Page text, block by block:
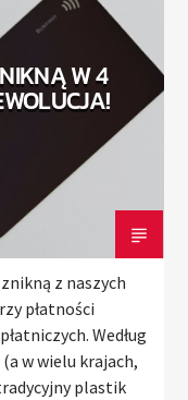
W 4
z naszych
płatności
Według
w wielu krajach,
plastik